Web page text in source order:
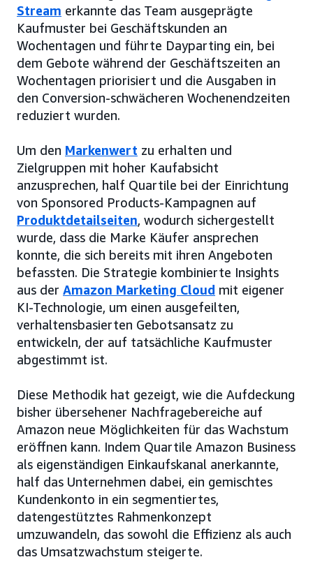
Stream erkannte das Team ausgeprägte
Kaufmuster bei Geschäftskunden an
Wochentagen und führte Dayparting ein, bei
dem Gebote während der Geschäftszeiten an
Wochentagen priorisiert und die Ausgaben in
den Conversion-schwächeren Wochenendzeiten
reduziert wurden.
Um den Markenwert zu erhalten und
Zielgruppen mit hoher Kaufabsicht
anzusprechen, half Quartile bei der Einrichtung
von Sponsored Products-Kampagnen auf
Produktdetailseiten, wodurch sichergestellt
wurde, dass die Marke Käufer ansprechen
konnte, die sich bereits mit ihren Angeboten
befassten. Die Strategie kombinierte Insights
aus der Amazon Marketing Cloud mit eigener
KI-Technologie, um einen ausgefeilten,
verhaltensbasierten Gebotsansatz zu
entwickeln, der auf tatsächliche Kaufmuster
abgestimmt ist.
Diese Methodik hat gezeigt, wie die Aufdeckung
bisher übersehener Nachfragebereiche auf
Amazon neue Möglichkeiten für das Wachstum
eröffnen kann. Indem Quartile Amazon Business
als eigenständigen Einkaufskanal anerkannte,
half das Unternehmen dabei, ein gemischtes
Kundenkonto in ein segmentiertes,
datengestütztes Rahmenkonzept
umzuwandeln, das sowohl die Effizienz als auch
das Umsatzwachstum steigerte.